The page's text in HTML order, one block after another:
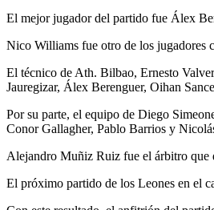
El mejor jugador del partido fue Álex
Nico Williams fue otro de los jugadores
El técnico de Ath. Bilbao, Ernesto
Jauregizar, Álex Berenguer, Oihan
Por su parte, el equipo de Diego
Conor Gallagher, Pablo Barrios y
Alejandro Muñiz Ruiz fue el árbitro que
El próximo partido de los Leones en el